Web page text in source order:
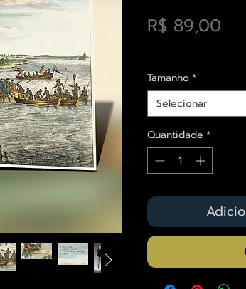
R$ 89,00
Tamanho*
Selecionar
Quantidade *